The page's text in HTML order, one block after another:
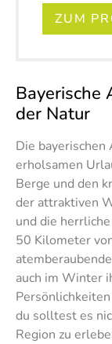
ZUM
Bayerische
der Natur
Die
erholsamen
Berge und den
der attraktiven
und die
50 Kilometer
auch im Winter
du solltest es
Region zu